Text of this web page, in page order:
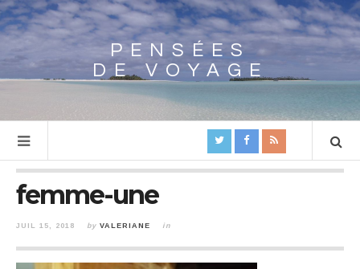
Array
PENSÉES
DE VOYAGE
femme-une
JUIL 15, 2018 by VALERIANE in